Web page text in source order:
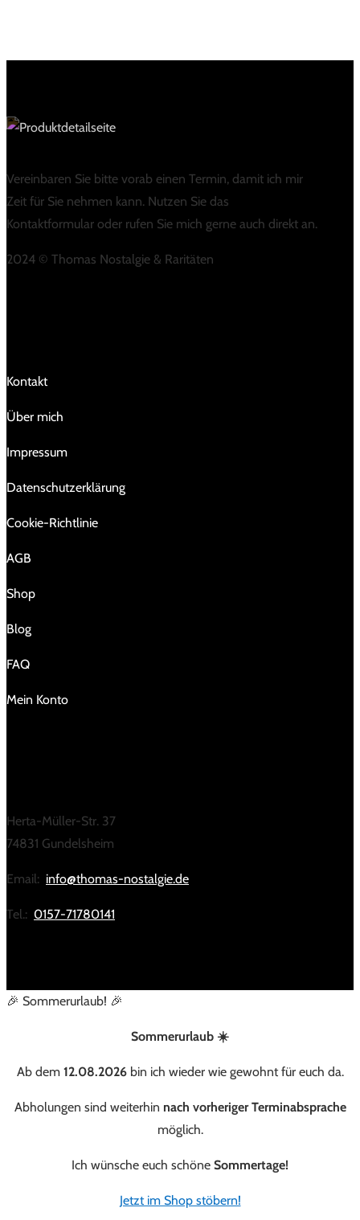
Vereinbaren Sie bitte vorab einen Termin, damit ich mir
Zeit für Sie nehmen kann. Nutzen Sie das
Kontaktformular oder rufen Sie mich gerne auch direkt an.
2024 © Thomas Nostalgie & Raritäten
Kontakt
Über mich
Impressum
Da­ten­schutz­er­klä­rung
Cookie-Richtlinie
AGB
Shop
Blog
FAQ
Mein Konto
Herta-Müller-Str. 37
74831 Gundelsheim
Email: info@thomas-nostalgie.de
Tel.: 0157-71780141
🎉 Sommerurlaub! 🎉
Sommerurlaub ☀️
Ab dem 12.08.2026bin ich wieder wie gewohnt für euch da.
Abholungen sind weiterhin nach vorheriger Terminabsprache
möglich.
Ich wünsche euch schöne Sommertage!
Jetzt im Shop stöbern!